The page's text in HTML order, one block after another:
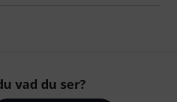
vad du ser?